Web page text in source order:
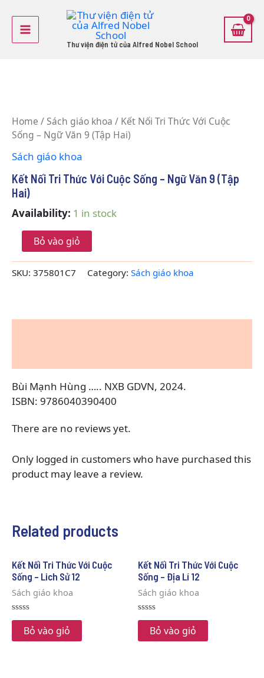
content
Main
Menu
Thư viện điện tử của Alfred Nobel School
Home /Sách giáo khoa / Kết Nối Tri Thức Với Cuộc
Sống – Ngữ Văn 9 (Tập Hai)
Sách giáo khoa
Kết Nối Tri Thức Với Cuộc Sống – Ngữ Văn 9 (Tập
Hai)
Availability: 1 in stock
Tri
Thức
Cuộc
-
Ngữ
9
(Tập
quantity
Bỏ vào giỏ
SKU: 375801C7 Category: Sách giáo khoa
Bùi Mạnh Hùng ….. NXB GDVN, 2024.
ISBN: 9786040390400
There are no reviews yet.
Only logged in customers who have purchased this
product may leave a review.
Related products
Kết Nối Tri Thức Với Cuộc
Sống – Lich Sử 12
Sách giáo khoa
Rated
of
Bỏ vào giỏ
Kết Nối Tri Thức Với Cuộc
Sống – Địa Lí 12
Sách giáo khoa
Rated
of
Bỏ vào giỏ